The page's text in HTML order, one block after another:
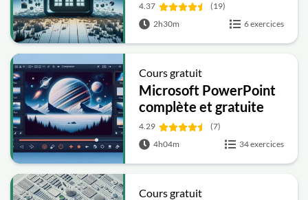
4.37
(19)
2h30m
6 exercices
Cours gratuit
Microsoft PowerPoint
complète et gratuite
4.29
(7)
4h04m
34 exercices
Cours gratuit